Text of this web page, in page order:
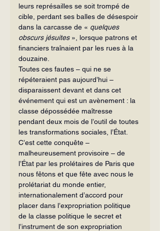
leurs représailles se soit trompé de
cible, perdant ses balles de désespoir
dans la carcasse de « quelques
obscurs jésuites », lorsque patrons et
financiers traînaient par les rues à la
douzaine.
Toutes ces fautes – qui ne se
répéteraient pas aujourd’hui –
disparaissent devant et dans cet
événement qui est un avènement : la
classe dépossédée maîtresse
pendant deux mois de l’outil de toutes
les transformations sociales, l’État.
C’est cette conquête –
malheureusement provisoire – de
l’État par les prolétaires de Paris que
nous fêtons et que fête avec nous le
prolétariat du monde entier,
internationalement d’accord pour
placer dans l’expropriation politique
de la classe politique le secret et
l’instrument de son expropriation